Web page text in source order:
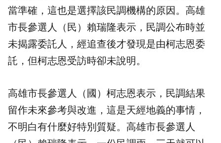
當準確，這也是選擇該民調機構的原因。高雄
市長參選人（民）賴瑞隆表示，民調公布時並
未揭露委託人，經追查後才發現是由柯志恩委
託，但柯志恩受訪時卻未說明。
高雄市長參選人（國）柯志恩表示，民調結果
留作未來參考與改進，這是天經地義的事情，
不明白有什麼好特別質疑。高雄市長參選人